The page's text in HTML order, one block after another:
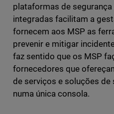
plataformas de
integradas facilitam a
fornecem aos MSP as
prevenir e mitigar
faz sentido que os MSP
fornecedores que
de serviços e soluções de
numa única consola.